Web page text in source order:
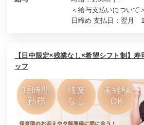
＜給与支払いについ
日締め 支払日：翌月
【日中限定×残業なし×希望シフト制】寿
ッフ